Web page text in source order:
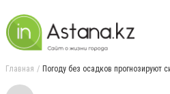
Главная Погоду без осадков прогнозируют